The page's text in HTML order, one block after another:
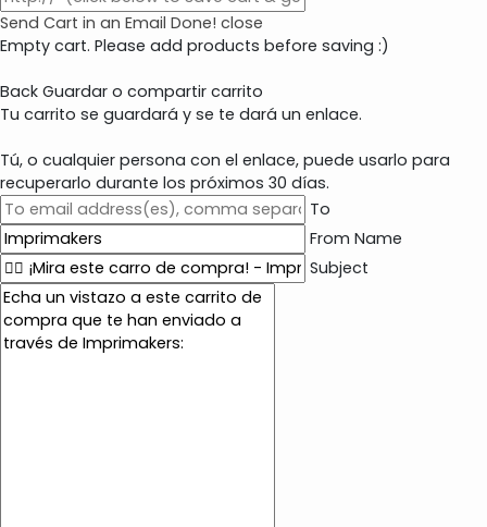
Send Cart in an Email Done! close
Empty cart. Please add products before saving :)
Back Guardar o compartir carrito
Tu carrito se guardará y se te dará un enlace.
Tú, o cualquier persona con el enlace, puede usarlo para
recuperarlo durante los próximos 30 días.
To
From Name
Subject
E
m
a